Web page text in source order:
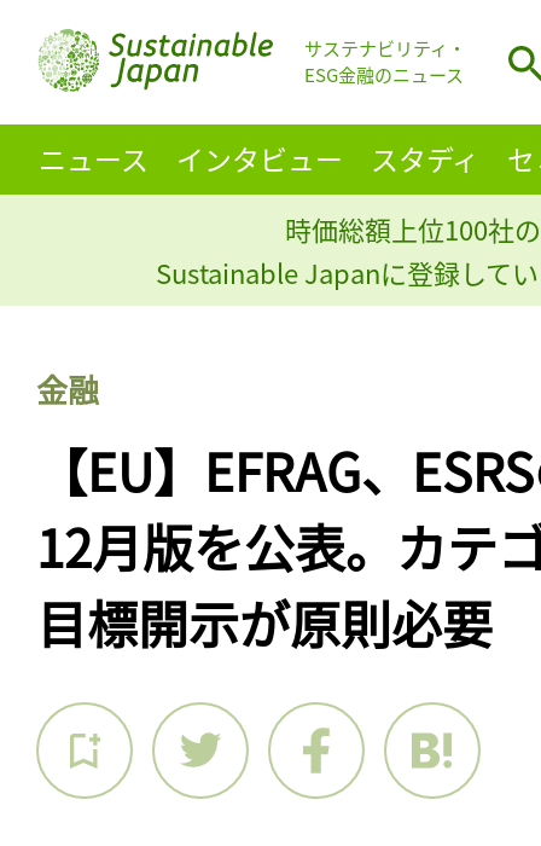
サステナビリティ・
ESG金融のニュース
ニュース インタビュー スタディ
時価総額上位100社
Sustainable Japanに登録して
金融
【EU】EFRAG、
12月版を公表。カテ
目標開示が原則必要